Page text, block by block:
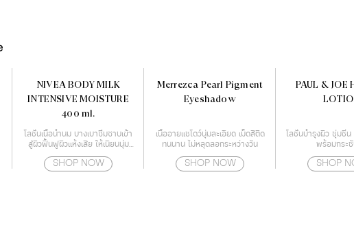
NIVEA BODY MILK
INTENSIVE MOISTURE
400 ml.
โลชั่นเนื้อน้ำนม บางเบาซึมซาบเข้า
สู่ผิวฟื้นฟูผิวแห้งเสีย ให้เนียนนุ่ม
Essence
SHOP NOW
Merrezca Pearl Pigment
Eyeshadow
เนื้ออายแชโดว์นุ่มละเอียด เม็ดสีติด
ทนนาน ไม่หลุดลอกระหว่างวัน
SHOP NOW
PAUL & JOE
โลชั่นบำรุงผิว ชุ่มชื่น
พร้อมกระ
SHOP